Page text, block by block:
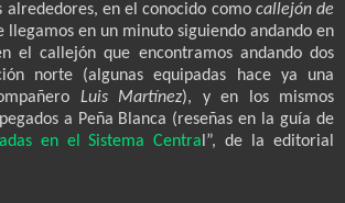
alrededores, en el conocido como callejón de
llegamos en un minuto siguiendo andando en
el callejón que encontramos andando dos
norte (algunas equipadas hace ya una
Luis Martínez), y en los mismos
a Peña Blanca (reseñas en la guía de
en el Sistema Central”, de la editorial